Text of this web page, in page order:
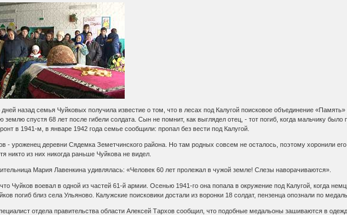
дней назад семья Чуйковых получила известие о том, что в лесах под Калугой поисковое объединение
землю спустя 68 лет после гибели солдата. Сын не помнит, как выглядел отец, - тот погиб, когда мальчику
в 1941-м, в январе 1942 года семье сообщили: пропал без вести под Калугой.
- уроженец деревни Сядемка Земетчинского района. Но там родных совсем не осталось, поэтому хоронили
никто из них никогда раньше Чуйкова не видел.
Мария Лавенкина удивлялась: «Человек 60 лет пролежал в чужой земле! Слезы наворачиваются».
Чуйков воевал в одной из частей 61-й армии. Осенью 1941-го она попала в окружение под Калугой, когда
погиб близ села Ульяново. Калужские поисковики достали из воронки 18 солдат, пензенца опознали по
отдела правительства области Алексей Тархов сообщил, что подобные медальоны зашиваются в